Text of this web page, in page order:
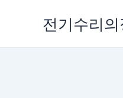
전기수리의